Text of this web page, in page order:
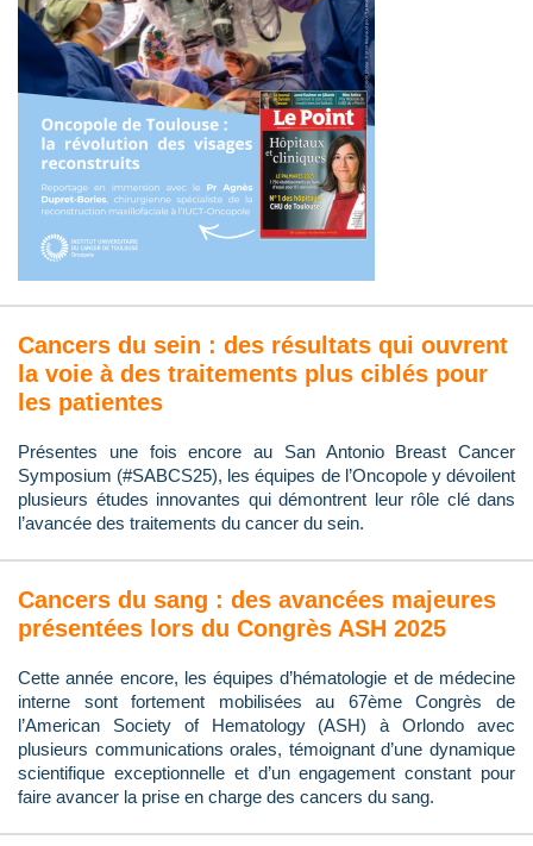
Cancers du sein : des résultats qui ouvrent
la voie à des traitements plus ciblés pour
les patientes
Présentes une fois encore au San Antonio Breast Cancer
Symposium (#SABCS25), les équipes de l’Oncopole y dévoilent
plusieurs études innovantes qui démontrent leur rôle clé dans
l’avancée des traitements du cancer du sein.
Cancers du sang : des avancées majeures
présentées lors du Congrès ASH 2025
Cette année encore, les équipes d’hématologie et de médecine
interne sont fortement mobilisées au 67ème Congrès de
l’American Society of Hematology (ASH) à Orlondo avec
plusieurs communications orales, témoignant d’une dynamique
scientifique exceptionnelle et d’un engagement constant pour
faire avancer la prise en charge des cancers du sang.